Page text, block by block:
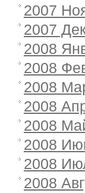
2007
2007
2008
2008
2008
2008
2008
2008
2008
2008